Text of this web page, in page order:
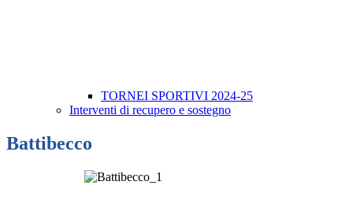
TORNEI SPORTIVI 2024-25
Interventi di recupero e sostegno
Battibecco